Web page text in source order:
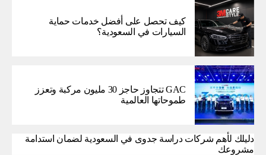
كيف تحصل على أفضل خدمات حماية
السيارات في السعودية؟
GAC تتجاوز حاجز 30 مليون مركبة وتعزز
طموحاتها العالمية
دليلك لأهم شركات دراسة جدوى في السعودية لضمان استدامة
مشروعك